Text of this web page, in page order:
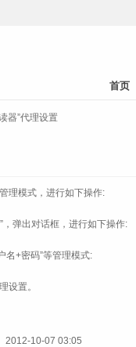
首页
器”代理设置
理模式，进行如下操作:
弹出对话框，进行如下操作:
名+密码”等管理模式:
设置。
2012-10-07 03:05